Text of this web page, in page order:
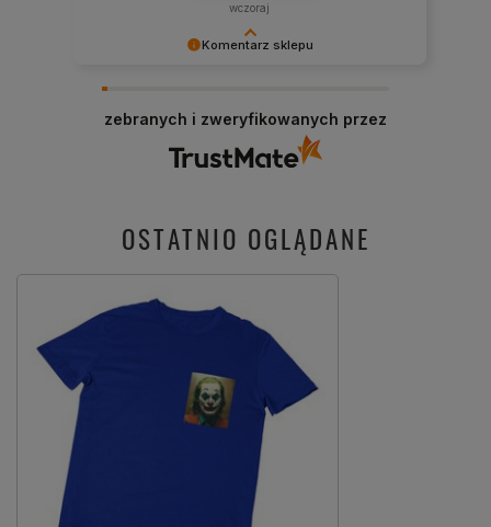
Komentarz sklepu
jak Ty. Z pozdrowieniami, obsługa sklepu.
wczoraj
zebranych i zweryfikowanych przez
OSTATNIO OGLĄDANE